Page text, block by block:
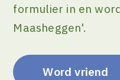
formulier in en
Maasheggen'.
Word vriend